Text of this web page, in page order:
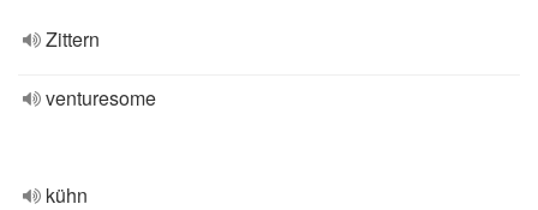
Zittern
venturesome
kühn